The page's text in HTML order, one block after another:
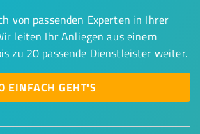
von passenden Experten in Ihrer
leiten Ihr Anliegen aus einem
zu 20 passende Dienstleister weiter.
EINFACH GEHT'S